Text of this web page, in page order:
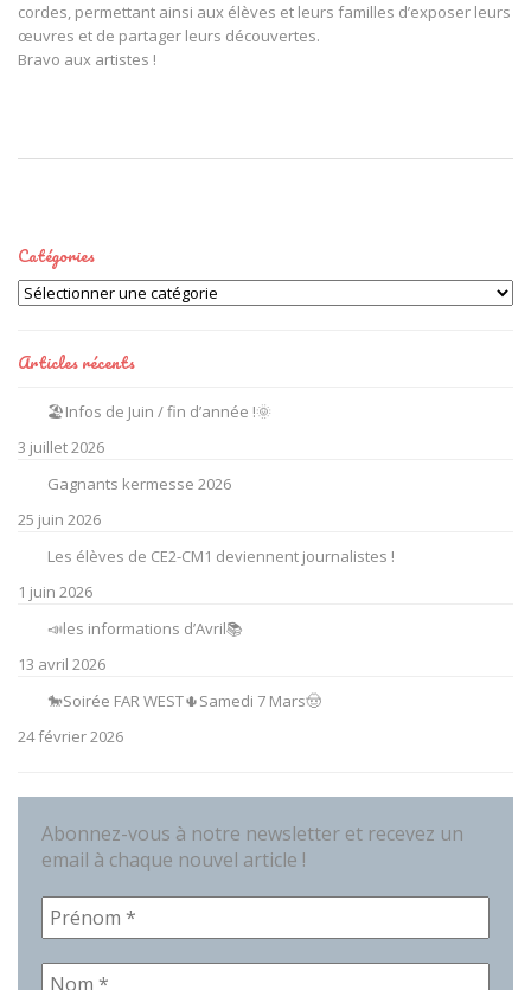
cordes, permettant ainsi aux élèves et leurs familles d’exposer leurs
œuvres et de partager leurs découvertes.
Bravo aux artistes !
Catégories
Catégories
Articles récents
🏖️Infos de Juin / fin d’année !🌞
3 juillet 2026
Gagnants kermesse 2026
25 juin 2026
Les élèves de CE2-CM1 deviennent journalistes !
1 juin 2026
📣les informations d’Avril📚
13 avril 2026
🐎Soirée FAR WEST🌵Samedi 7 Mars🤠
24 février 2026
Abonnez-vous à notre newsletter et recevez un
email à chaque nouvel article !